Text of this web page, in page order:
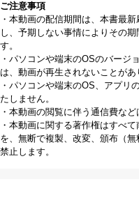
ご注意事項
・本動画の配信期間は、本書最
し、予期しない事情によりその
す。
・パソコンや端末のOSのバージ
は、動画が再生されないことがあ
・パソコンや端末のOS、アプリ
たしません。
・本動画の閲覧に伴う通信費な
・本動画に関する著作権はすべ
を、無断で複製、改変、頒布（
禁止します。